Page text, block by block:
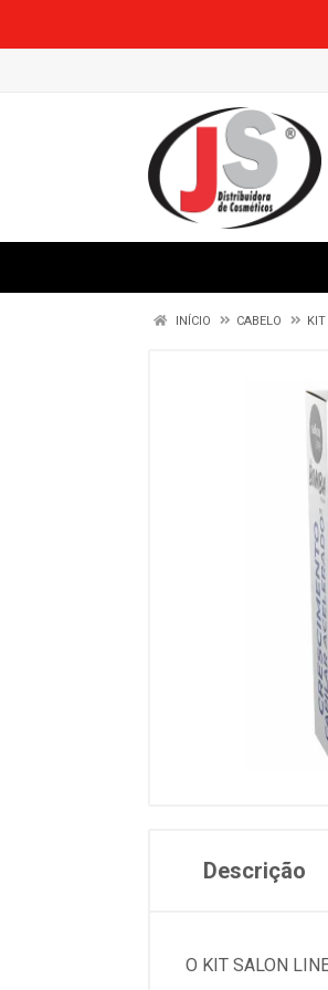
INÍCIO CABELO
Descrição
O KIT SALON